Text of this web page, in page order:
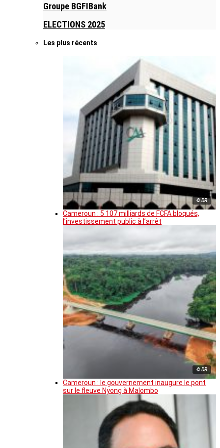
Groupe BGFIBank
ELECTIONS 2025
Les plus récents
© DR
Cameroun : 5 107 milliards de FCFA bloqués,
l’investissement public à l’arrêt
© DR
Cameroun : le gouvernement inaugure le pont
sur le fleuve Nyong à Malombo